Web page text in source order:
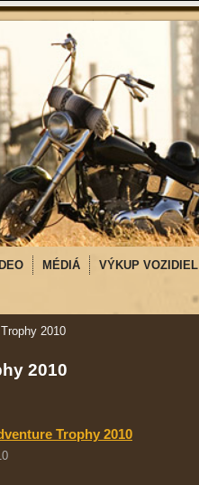
MÉDIÁ VÝKUP VOZIDIEL
2010
2010
Trophy 2010